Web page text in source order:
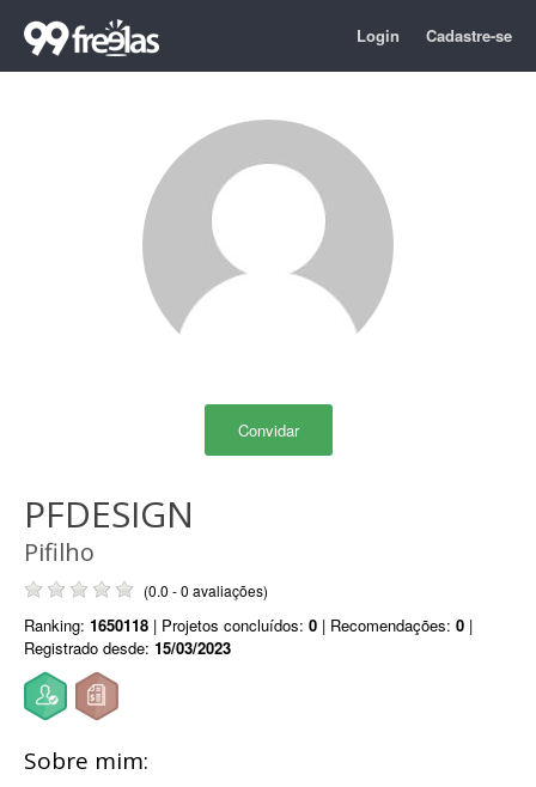
Login Cadastre-se
Convidar
PFDESIGN
Pifilho
(0.0 - 0 avaliações)
Ranking: 1650118 | Projetos concluídos: 0 | Recomendações: 0 |
Registrado desde: 15/03/2023
Sobre mim: